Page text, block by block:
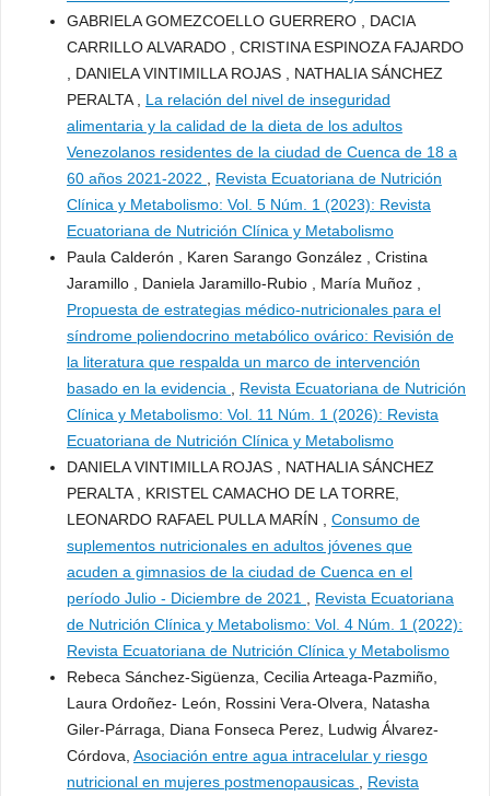
GABRIELA GOMEZCOELLO GUERRERO , DACIA
CARRILLO ALVARADO , CRISTINA ESPINOZA FAJARDO
, DANIELA VINTIMILLA ROJAS , NATHALIA SÁNCHEZ
PERALTA , La relación del nivel de inseguridad
alimentaria y la calidad de la dieta de los adultos
Venezolanos residentes de la ciudad de Cuenca de 18 a
60 años 2021-2022 , Revista Ecuatoriana de Nutrición
Clínica y Metabolismo: Vol. 5 Núm. 1 (2023): Revista
Ecuatoriana de Nutrición Clínica y Metabolismo
Paula Calderón , Karen Sarango González , Cristina
Jaramillo , Daniela Jaramillo-Rubio , María Muñoz ,
Propuesta de estrategias médico-nutricionales para el
síndrome poliendocrino metabólico ovárico: Revisión de
la literatura que respalda un marco de intervención
basado en la evidencia , Revista Ecuatoriana de Nutrición
Clínica y Metabolismo: Vol. 11 Núm. 1 (2026): Revista
Ecuatoriana de Nutrición Clínica y Metabolismo
DANIELA VINTIMILLA ROJAS , NATHALIA SÁNCHEZ
PERALTA , KRISTEL CAMACHO DE LA TORRE,
LEONARDO RAFAEL PULLA MARÍN , Consumo de
suplementos nutricionales en adultos jóvenes que
acuden a gimnasios de la ciudad de Cuenca en el
período Julio - Diciembre de 2021 , Revista Ecuatoriana
de Nutrición Clínica y Metabolismo: Vol. 4 Núm. 1 (2022):
Revista Ecuatoriana de Nutrición Clínica y Metabolismo
Rebeca Sánchez-Sigüenza, Cecilia Arteaga-Pazmiño,
Laura Ordoñez- León, Rossini Vera-Olvera, Natasha
Giler-Párraga, Diana Fonseca Perez, Ludwig Álvarez-
Córdova, Asociación entre agua intracelular y riesgo
nutricional en mujeres postmenopausicas , Revista